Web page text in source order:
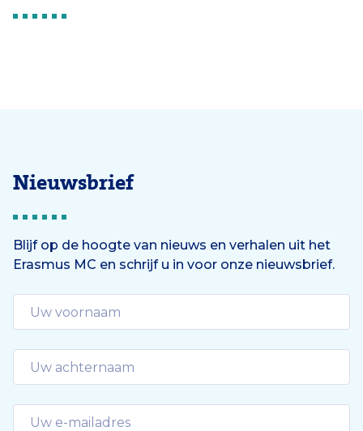
Nieuwsbrief
Blijf op de hoogte van nieuws en verhalen uit het
Erasmus MC en schrijf u in voor onze nieuwsbrief.